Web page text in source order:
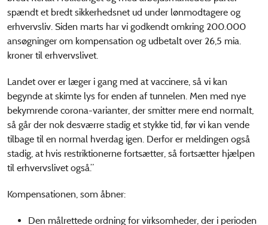
spændt et bredt sikkerhedsnet ud under lønmodtagere og
erhvervsliv. Siden marts har vi godkendt omkring 200.000
ansøgninger om kompensation og udbetalt over 26,5 mia.
kroner til erhvervslivet.
Landet over er læger i gang med at vaccinere, så vi kan
begynde at skimte lys for enden af tunnelen. Men med nye
bekymrende corona-varianter, der smitter mere end normalt,
så går der nok desværre stadig et stykke tid, før vi kan vende
tilbage til en normal hverdag igen. Derfor er meldingen også
stadig, at hvis restriktionerne fortsætter, så fortsætter hjælpen
til erhvervslivet også.”
Kompensationen, som åbner:
Den målrettede ordning for virksomheder, der i perioden